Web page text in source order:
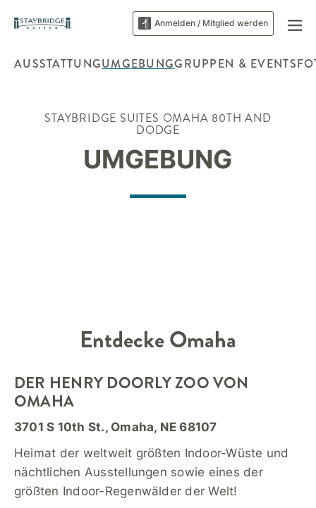
Anmelden / Mitglied werden
AUSSTATTUNGUMGEBUNGGRUPPEN & EVENTS
STAYBRIDGE SUITES OMAHA 80TH AND
DODGE
UMGEBUNG
EntdeckeOmaha
DER HENRY DOORLY ZOO VON
OMAHA
3701 S 10th St., Omaha, NE 68107
Heimat der weltweit größten Indoor-Wüste und
nächtlichen Ausstellungen sowie eines der
größten Indoor-Regenwälder der Welt!